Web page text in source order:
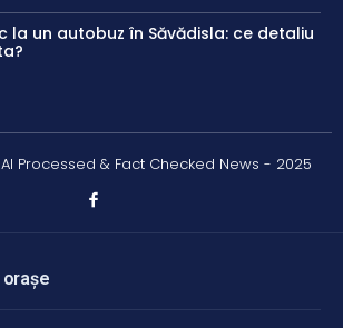
la un autobuz în Săvădisla: ce detaliu
Processed & Fact Checked News - 2025